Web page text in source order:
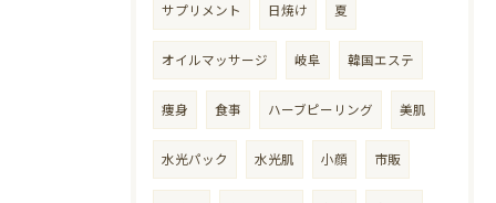
サプリメント 日焼け 夏
オイルマッサージ 岐阜 韓国エステ
痩身 食事 ハーブピーリング 美肌
水光パック 水光肌 小顔 市販